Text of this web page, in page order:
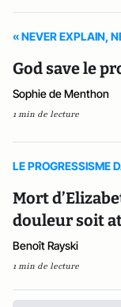
« NEVER EXPLAIN,
God save le
Sophie de Menthon
1 min de lecture
LE PROGRESSISME
Mort
douleur soit
Benoît Rayski
1 min de lecture